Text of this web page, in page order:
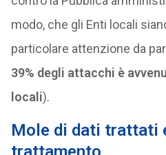
modo, che gli Enti locali
particolare attenzione da
39% degli attacchi è
locali).
Mole di dati trattati